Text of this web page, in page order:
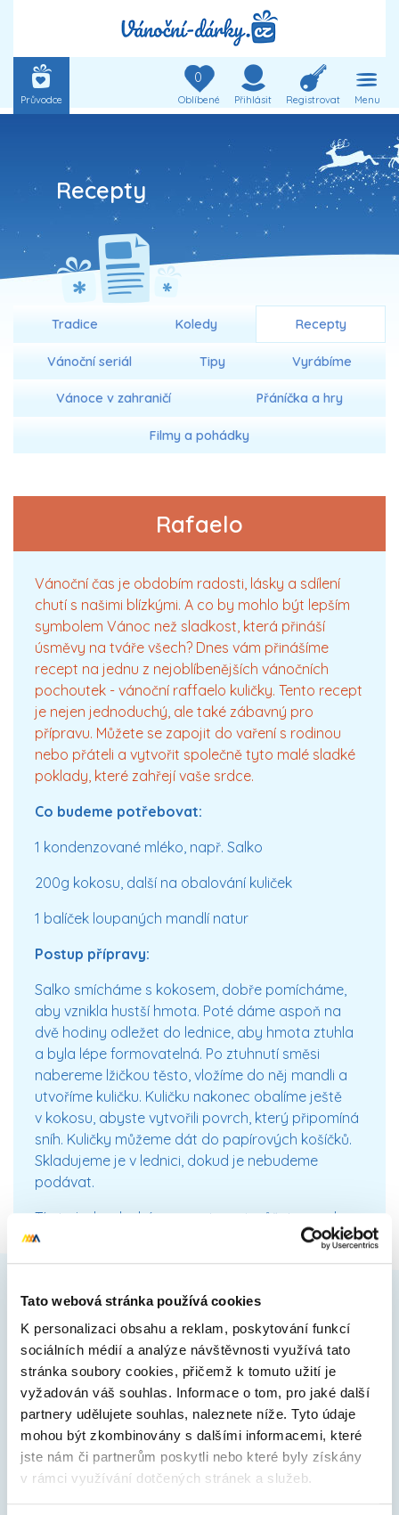
Tato webová stránka používá cookies
K personalizaci obsahu a reklam, poskytování funkcí
sociálních médií a analýze návštěvnosti využívá tato
stránka soubory cookies, přičemž k tomuto užití je
vyžadován váš souhlas. Informace o tom, pro jaké další
partnery udělujete souhlas, naleznete níže. Tyto údaje
mohou být zkombinovány s dalšími informacemi, které
jste nám či partnerům poskytli nebo které byly získány
v rámci využívání dotčených stránek a služeb.
Průvodce
0
Oblíbené Přihlásit Registrovat Menu
Recepty
Tradice Koledy Recepty
Vánoční seriál Tipy Vyrábíme
Vánoce v zahraničí Přáníčka a hry
Filmy a pohádky
Rafaelo
Vánoční čas je obdobím radosti, lásky a sdílení
chutí s našimi blízkými. A co by mohlo být lepším
symbolem Vánoc než sladkost, která přináší
úsměvy na tváře všech? Dnes vám přinášíme
recept na jednu z nejoblíbenějších vánočních
pochoutek - vánoční raffaelo kuličky. Tento recept
je nejen jednoduchý, ale také zábavný pro
přípravu. Můžete se zapojit do vaření s rodinou
nebo přáteli a vytvořit společně tyto malé sladké
poklady, které zahřejí vaše srdce.
Co budeme potřebovat:
1 kondenzované mléko, např. Salko
200g kokosu, další na obalování kuliček
1 balíček loupaných mandlí natur
Postup přípravy:
Salko smícháme s kokosem, dobře pomícháme,
aby vznikla hustší hmota. Poté dáme aspoň na
dvě hodiny odležet do lednice, aby hmota ztuhla
a byla lépe formovatelná. Po ztuhnutí směsi
nabereme lžičkou těsto, vložíme do něj mandli a
utvoříme kuličku. Kuličku nakonec obalíme ještě
v kokosu, abyste vytvořili povrch, který připomíná
sníh. Kuličky můžeme dát do papírových košíčků.
Skladujeme je v lednici, dokud je nebudeme
podávat.
Tímto jednoduchým receptem si můžete snadno
připravit lahodné vánoční raffaelo kuličky. Užijte si
je při oslavách Vánoc nebo je nabídněte jako
letos vyzkoušíte? Nechte se inspirovat dalšími
tradičními recepty.
Zpět na výpis článků